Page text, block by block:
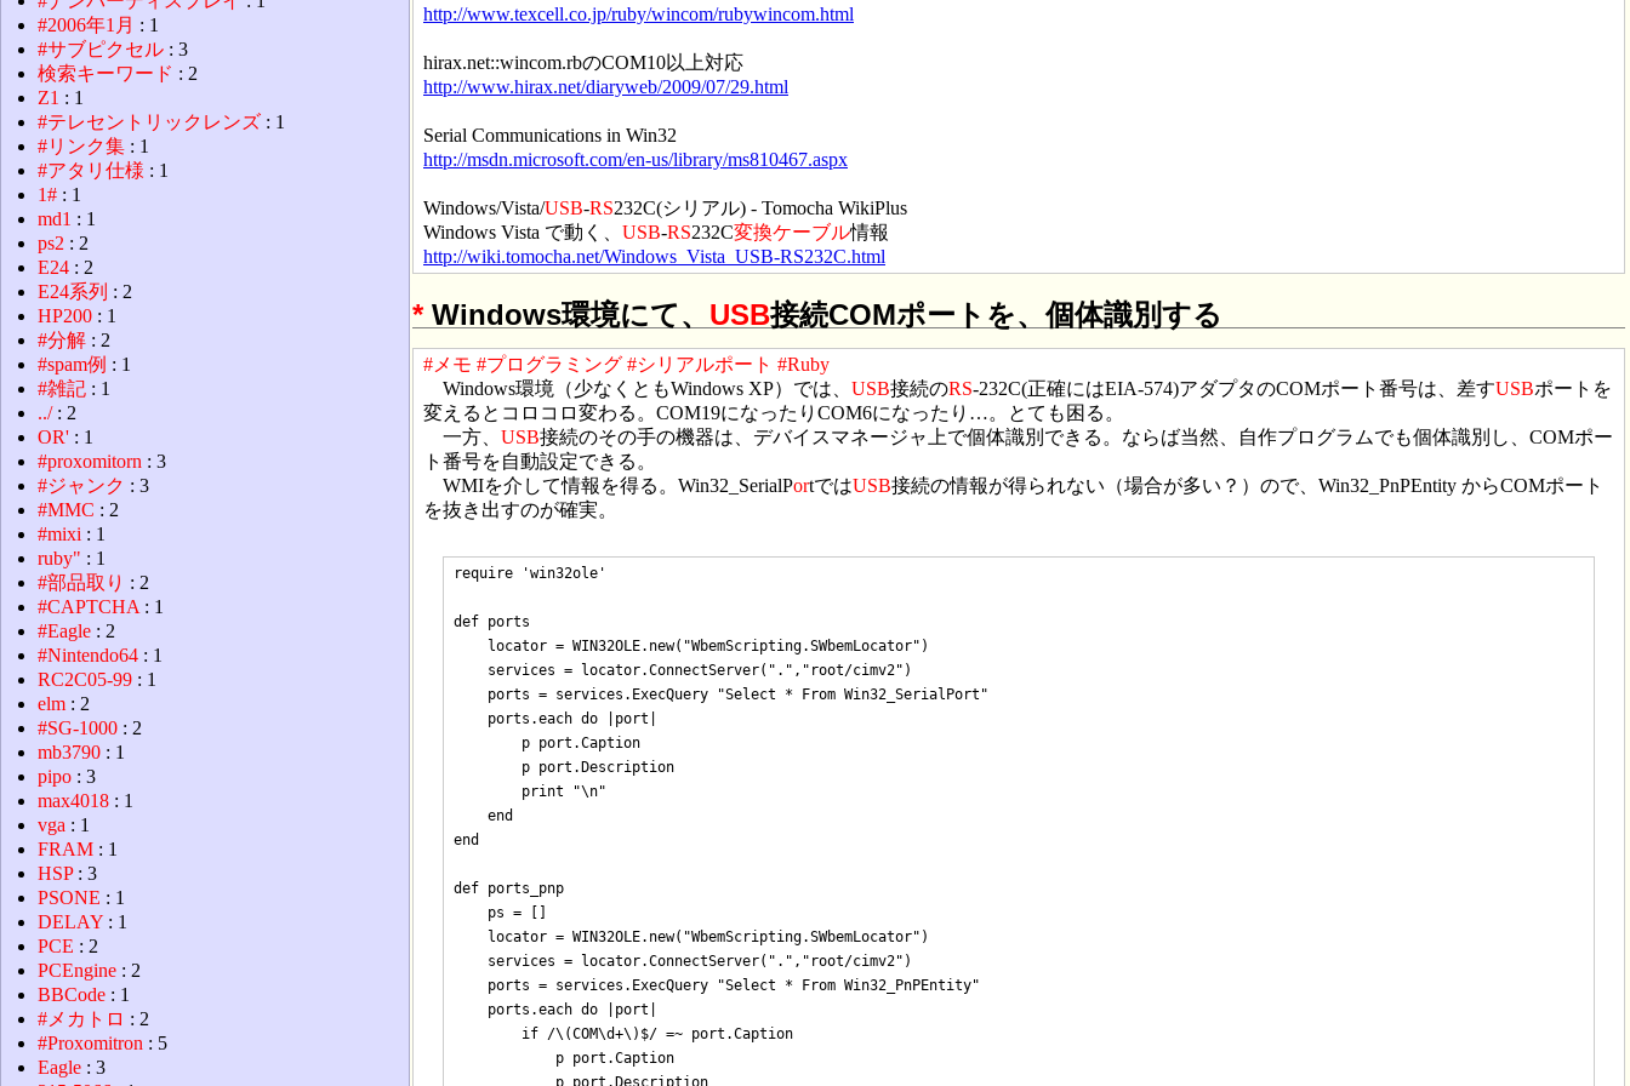
http://www.texcell.co.jp/ruby/wincom/rubywincom.html
hirax.net::wincom.rbのCOM10以上対応
http://www.hirax.net/diaryweb/2009/07/29.html
Serial Communications in Win32
http://msdn.microsoft.com/en-us/library/ms810467.aspx
Windows/Vista/USB-RS232C(シリアル) - Tomocha WikiPlus
Windows Vista で動く、 USB-RS232C変換ケーブル情報
http://wiki.tomocha.net/Windows_Vista_USB-RS232C.html
*Windows環境にて、 USB接続COMポートを、個体識別する
#メモ #プログラミング #シリアルポート #Ruby
Windows環境（少なくともWindows XP）では、 USB接続のRS-232C(正確にはEIA-574)アダプタのCOMポート番号は、差すUSBポートを
変えるとコロコロ変わる。COM19になったりCOM6になったり…。とても困る。
一方、 USB接続のその手の機器は、デバイスマネージャ上で個体識別できる。ならば当然、自作プログラムでも個体識別し、COMポー
ト番号を自動設定できる。
WMIを介して情報を得る。Win32_SerialPortではUSB接続の情報が得られない（場合が多い？）ので、Win32_PnPEntity からCOMポート
を抜き出すのが確実。
require 'win32ole'
def ports
    locator = WIN32OLE.new("WbemScripting.SWbemLocator")
    services = locator.ConnectServer(".","root/cimv2")
    ports = services.ExecQuery "Select * From Win32_SerialPort"
    ports.each do |port|
        p port.Caption
        p port.Description
        print "\n"
    end
end
def ports_pnp
    ps = []
    locator = WIN32OLE.new("WbemScripting.SWbemLocator")
    services = locator.ConnectServer(".","root/cimv2")
    ports = services.ExecQuery "Select * From Win32_PnPEntity"
    ports.each do |port|
        if /\(COM\d+\)$/ =~ port.Caption
            p port.Caption
            p port.Description
#2006年1月 : 1
#サブピクセル : 3
検索キーワード : 2
Z1 : 1
#テレセントリックレンズ : 1
#リンク集 : 1
#アタリ仕様 : 1
1# : 1
md1 : 1
ps2 : 2
E24 : 2
E24系列 : 2
HP200 : 1
#分解 : 2
#spam例 : 1
#雑記 : 1
../: 2
OR' : 1
#proxomitorn : 3
#ジャンク : 3
#MMC : 2
#mixi : 1
ruby" : 1
#部品取り : 2
#CAPTCHA : 1
#Eagle : 2
#Nintendo64 : 1
RC2C05-99 : 1
elm : 2
#SG-1000 : 2
mb3790 : 1
pipo : 3
max4018 : 1
vga : 1
FRAM : 1
HSP: 3
PSONE : 1
DELAY : 1
PCE : 2
PCEngine : 2
BBCode : 1
#メカトロ : 2
#Proxomitron : 5
Eagle : 3